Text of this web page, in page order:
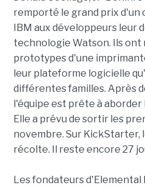
remporté le grand prix d'un
IBM aux développeurs leur
technologie Watson. Ils
prototypes d'une
leur plateforme logicielle
différentes familles. Après
l'équipe est prête à aborder
Elle a prévu de sortir les
novembre. Sur KickStarter,
récolte. Il reste encore 27
Les fondateurs